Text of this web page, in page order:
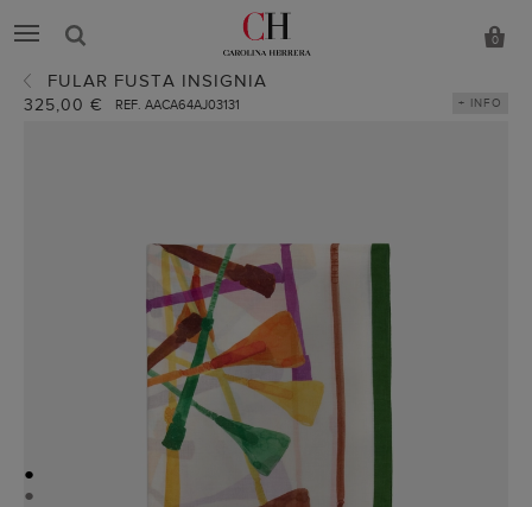
0
FULAR FUSTA INSIGNIA
325,00 € REF. AACA64AJ03131 + INFO
●
●